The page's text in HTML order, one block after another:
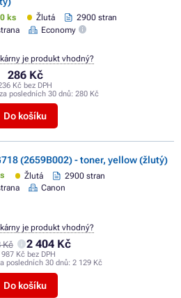
ks Žlutá
2900 stran
Economy
286 Kč
Kč bez DPH
posledních 30 dnů: 280 Kč
Do košíku
je produkt vhodný?
(2659B002) - toner, yellow (žlutý)
Žlutá
2900 stran
Canon
Kč 2 404 Kč
987 Kč bez DPH
posledních 30 dnů: 2 129 Kč
Do košíku
je produkt vhodný?